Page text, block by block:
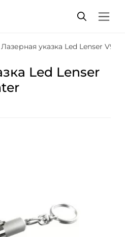
Лазерная указка Led Lenser V9
Led Lenser